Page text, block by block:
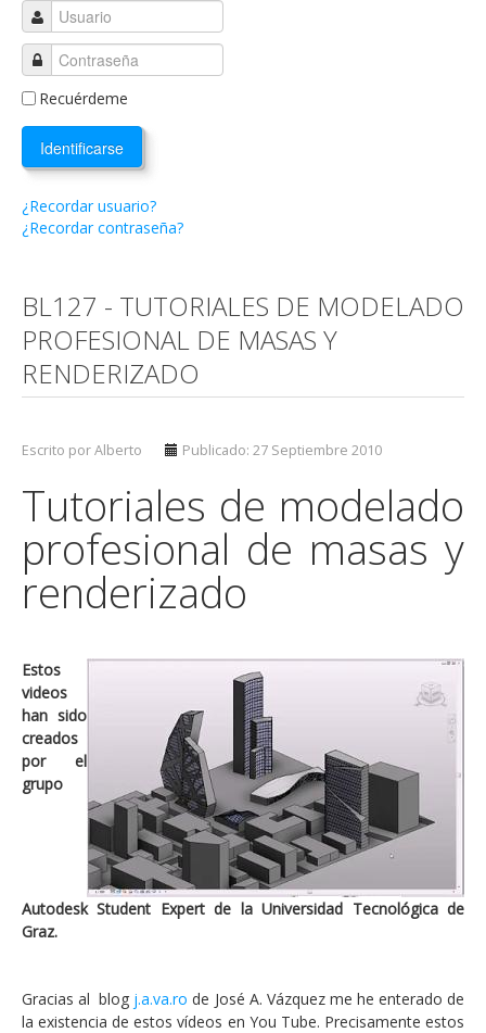
Recuérdeme
Identificarse
¿Recordar usuario?
¿Recordar contraseña?
BL127 - TUTORIALES DE MODELADO
PROFESIONAL DE MASAS Y
RENDERIZADO
Escrito por Alberto Publicado: 27 Septiembre 2010
Tutoriales de modelado
profesional de masas y
renderizado
Estos
videos
han sido
creados
por el
grupo
Autodesk Student Expert de la Universidad Tecnológica de
Graz.
Gracias al blog j.a.va.ro de José A. Vázquez me he enterado de
la existencia de estos vídeos en You Tube. Precisamente estos